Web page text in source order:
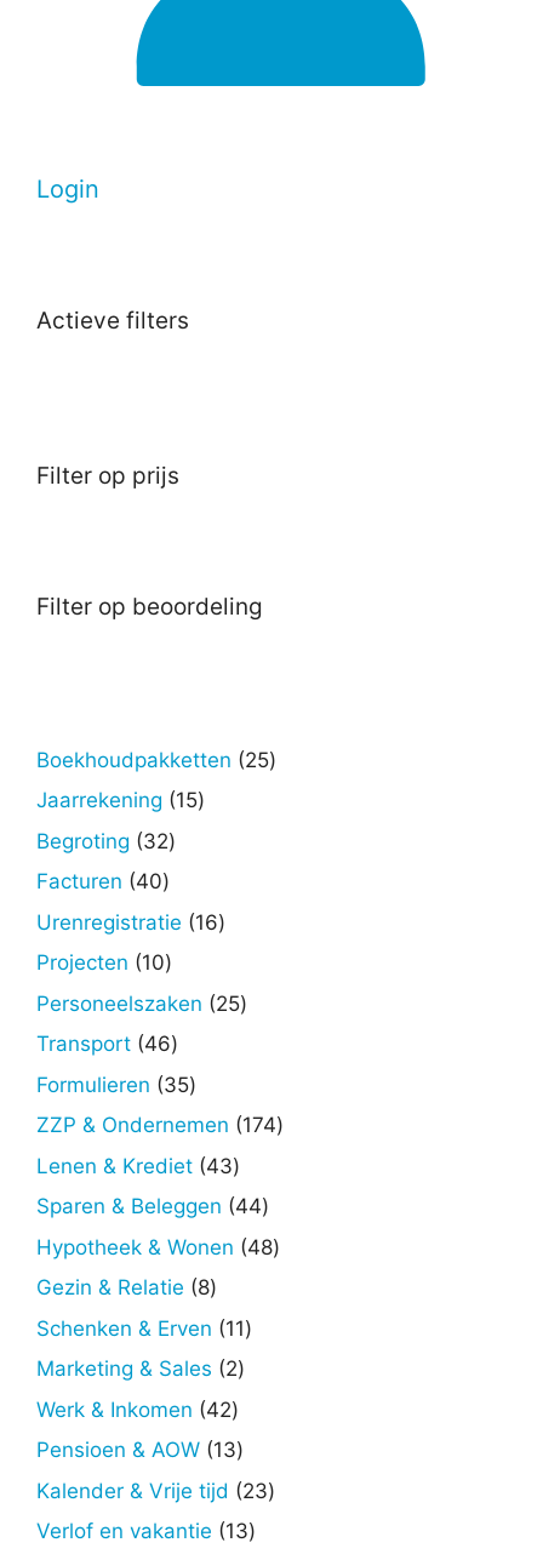
Login
Actieve filters
Filter op prijs
Filter op beoordeling
Boekhoudpakketten 2525
Jaarrekening 1515
Begroting 3232
Facturen 4040
producten
Urenregistratie 1616
Projecten 1010
producten
Personeelszaken 2525
Transport 4646
producten
Formulieren 3535
producten
ZZP & Ondernemen 174174
Lenen & Krediet 4343
producten
Sparen & Beleggen 4444
producten
Hypotheek & Wonen 4848
Gezin & Relatie 88
producten
Schenken & Erven 1111
Marketing & Sales 22
Werk & Inkomen 4242
producten
Pensioen & AOW 1313
producten
Kalender & Vrije tijd 2323
Verlof en vakantie 1313